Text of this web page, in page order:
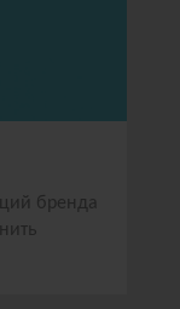
бренда